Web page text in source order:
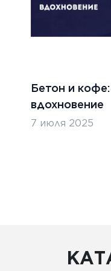
Бетон и
вдохновение
7 июля 2025